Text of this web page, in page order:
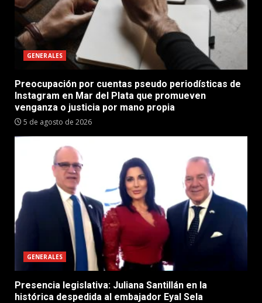
GENERALES
Preocupación por cuentas pseudo periodísticas de
Instagram en Mar del Plata que promueven
venganza o justicia por mano propia
5 de agosto de 2026
GENERALES
Presencia legislativa: Juliana Santillán en la
histórica despedida al embajador Eyal Sela